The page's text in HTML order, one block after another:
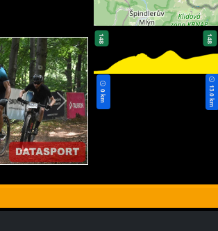
0 km
148 148
13.0 km